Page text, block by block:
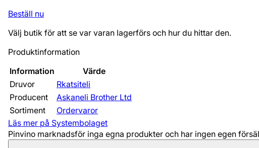
Beställ nu
Välj butik för att se var varan lagerförs och hur du hittar den.
Produktinformation
Information
Värde
Druvor
Rkatsiteli
Producent
Askaneli Brother Ltd
Sortiment
Ordervaror
Läs mer på Systembolaget
Pinvino marknadsför inga egna produkter och har ingen egen